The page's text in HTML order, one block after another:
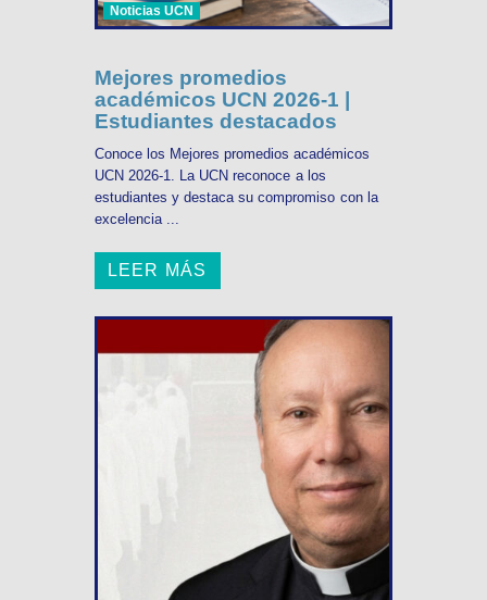
Noticias UCN
Mejores promedios
académicos UCN 2026-1 |
Estudiantes destacados
Conoce los Mejores promedios académicos
UCN 2026-1. La UCN reconoce a los
estudiantes y destaca su compromiso con la
excelencia ...
LEER MÁS